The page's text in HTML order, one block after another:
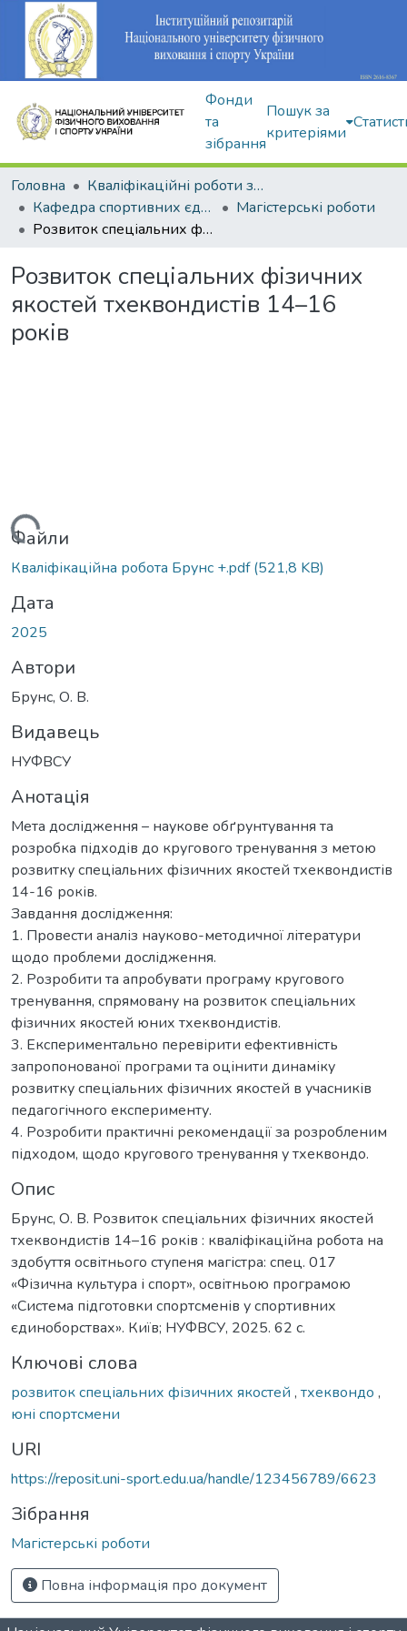
Фонди
та
зібрання
Пошук за
критеріями
Головна
Кваліфікаційні роботи здобувачів вищої освіти
Кафедра спортивних єдиноборств та силових видів спорту
Магістерські роботи
Розвиток спеціальних фізичних якостей тхеквондистів 14–16 років
Розвиток спеціальних фізичних
якостей тхеквондистів 14–16
років
Файли
Кваліфікаційна робота Брунс +.pdf(521,8 KB)
Дата
2025
Автори
Брунс, О. В.
Видавець
НУФВСУ
Анотація
Мета дослідження – наукове обґрунтування та
розробка підходів до кругового тренування з метою
розвитку спеціальних фізичних якостей тхеквондистів
14-16 років.
Завдання дослідження:
1. Провести аналіз науково-методичної літератури
щодо проблеми дослідження.
2. Розробити та апробувати програму кругового
тренування, спрямовану на розвиток спеціальних
фізичних якостей юних тхеквондистів.
3. Експериментально перевірити ефективність
запропонованої програми та оцінити динаміку
розвитку спеціальних фізичних якостей в учасників
педагогічного експерименту.
4. Розробити практичні рекомендації за розробленим
підходом, щодо кругового тренування у тхеквондо.
Опис
Брунс, О. В. Розвиток спеціальних фізичних якостей
тхеквондистів 14–16 років : кваліфікаційна робота на
здобуття освітнього ступеня магістра: спец. 017
«Фізична культура і спорт», освітньою програмою
«Система підготовки спортсменів у спортивних
єдиноборствах». Київ; НУФВСУ, 2025. 62 с.
Ключові слова
розвиток спеціальних фізичних якостей , тхеквондо ,
юні спортсмени
URI
https://reposit.uni-sport.edu.ua/handle/123456789/6623
Зібрання
Магістерські роботи
Повна інформація про документ